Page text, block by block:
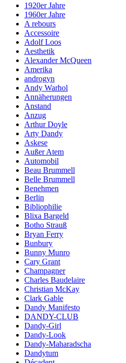
1920er Jahre
1960er Jahre
A rebours
Accessoire
Adolf Loos
Aesthetik
Alexander McQueen
Amerika
androgyn
Andy Warhol
Annäherungen
Anstand
Anzug
Arthur Doyle
Arty Dandy
Askese
Außer Atem
Automobil
Beau Brummell
Belle Brummell
Benehmen
Berlin
Bibliophilie
Blixa Bargeld
Botho Strauß
Bryan Ferry
Bunbury
Bunny Munro
Cary Grant
Champagner
Charles Baudelaire
Christian McKay
Clark Gable
Dandy Manifesto
DANDY-CLUB
Dandy-Girl
Dandy-Look
Dandy-Maharadscha
Dandytum